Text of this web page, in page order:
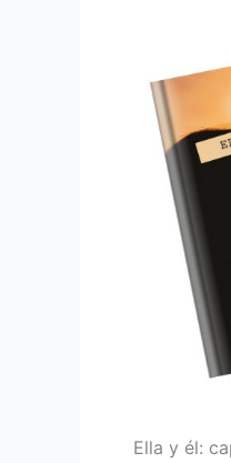
Ella y él: